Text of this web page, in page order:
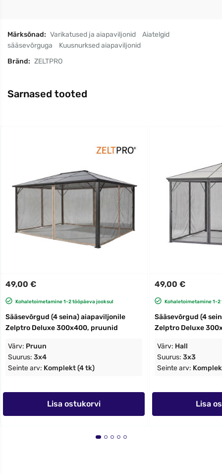
Märksõnad: Varikatused ja aiapaviljonid
Aiatelgid
sääsevõrguga
Kuusnurksed aiapaviljonid
Bränd: ZELTPRO
Sarnased tooted
49,00 €
Kohaletoimetamine 1-2 tööpäeva jooksul
Sääsevõrgud (4 seina) aiapaviljonile
Zelptro Deluxe 300x400, pruunid
Värv: Pruun
Suurus: 3x4
Seinte arv: Komplekt (4 tk)
Lisa ostukorvi
49,00 €
Kohaletoimetamine 1-
Sääsevõrgud (4
Zelptro Deluxe
Värv: Hall
Suurus: 3x3
Seinte arv:
Lisa